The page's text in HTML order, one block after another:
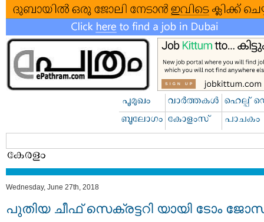
Wednesday, June 27th, 2018
പുതിയ ചീഫ് സെക്രട്ടറി യായി ടോം